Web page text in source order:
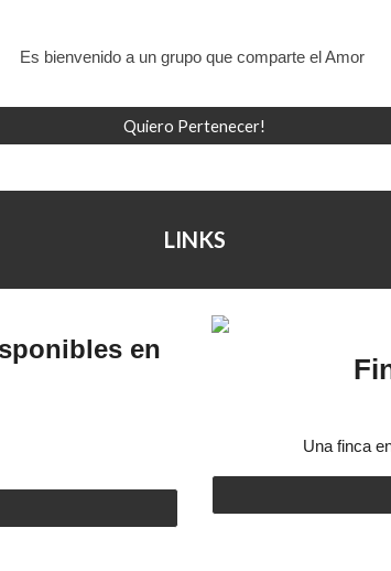
Es bienvenido a un grupo que comparte el Amor
Quiero Pertenecer!
LINKS
en
Una finca